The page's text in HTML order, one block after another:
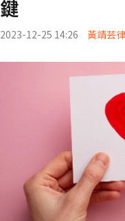
鍵
2023-12-25 14:26 黃靖芸